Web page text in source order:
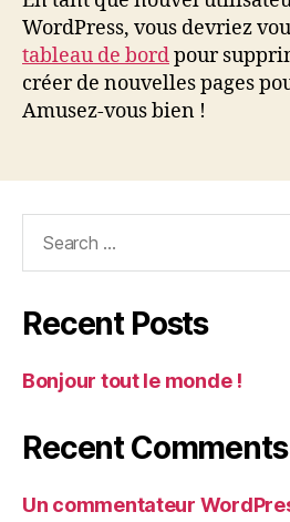
WordPress, vous devriez
tableau de bordpour
créer de nouvelles pages
Amusez-vous bien !
Recent Posts
Bonjour tout le monde !
Recent Comments
Un commentateur